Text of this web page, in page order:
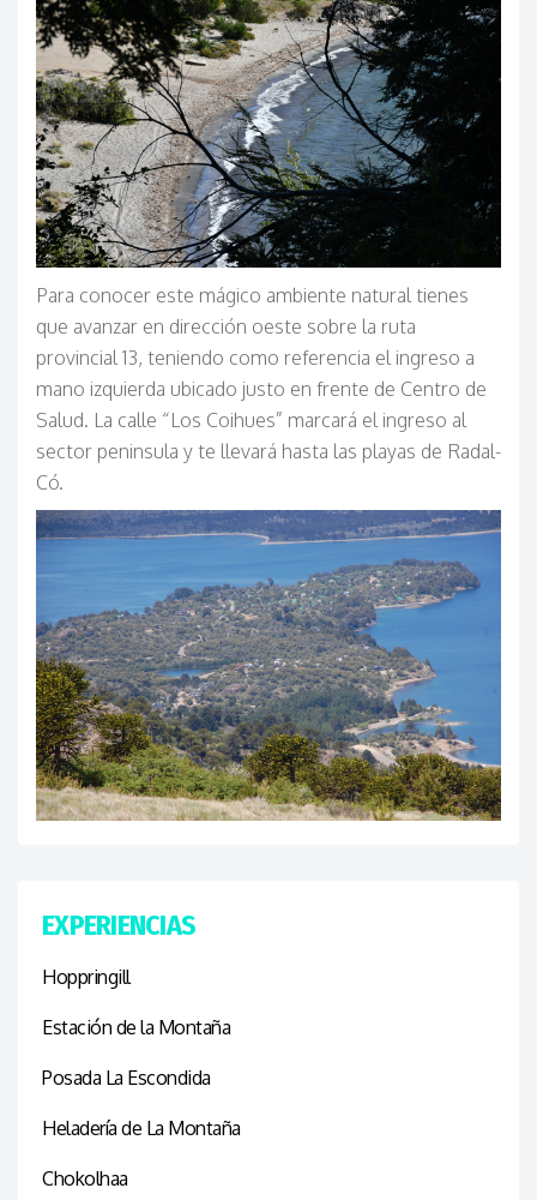
Para conocer este mágico ambiente natural tienes
que avanzar en dirección oeste sobre la ruta
provincial 13, teniendo como referencia el ingreso a
mano izquierda ubicado justo en frente de Centro de
Salud. La calle “Los Coihues” marcará el ingreso al
sector peninsula y te llevará hasta las playas de Radal-
Có.
EXPERIENCIAS
Hoppringill
Estación de la Montaña
Posada La Escondida
Heladería de La Montaña
Chokolhaa